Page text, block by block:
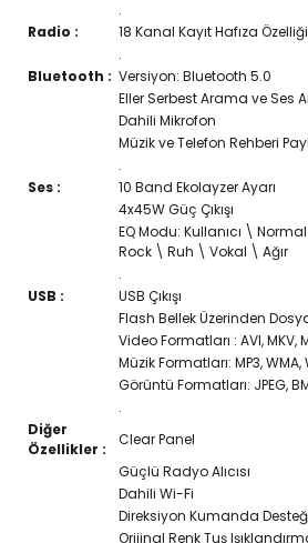
.
Radio :
18 Kanal Kayıt Hafıza Özelliği
.
Bluetooth : Versiyon: Bluetooth 5.0
Eller Serbest Arama ve Ses
Dahili Mikrofon
Müzik ve Telefon Rehberi
.
Ses :
10 Band Ekolayzer Ayarı
4x45W Güç Çıkışı
EQ Modu: Kullanıcı \
Rock \ Ruh \ Vokal \ Ağır
.
USB :
USB Çıkışı
Flash Bellek Üzerinden
Video Formatları : AVI, MKV,
Müzik Formatları: MP3, WMA,
Görüntü Formatları: JPEG,
.
Diğer
Özellikler :
Clear Panel
Güçlü Radyo Alıcısı
Dahili Wi-Fi
Direksiyon Kumanda
Orijinal Renk Tuş